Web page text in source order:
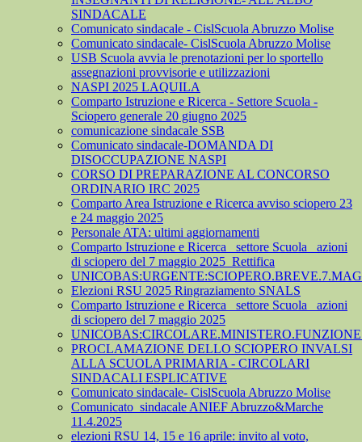
SINDACALE
Comunicato sindacale - CislScuola Abruzzo Molise
Comunicato sindacale- CislScuola Abruzzo Molise
USB Scuola avvia le prenotazioni per lo sportello
assegnazioni provvisorie e utilizzazioni
NASPI 2025 LAQUILA
Comparto Istruzione e Ricerca - Settore Scuola -
Sciopero generale 20 giugno 2025
comunicazione sindacale SSB
Comunicato sindacale-DOMANDA DI
DISOCCUPAZIONE NASPI
CORSO DI PREPARAZIONE AL CONCORSO
ORDINARIO IRC 2025
Comparto Area Istruzione e Ricerca avviso sciopero 23
e 24 maggio 2025
Personale ATA: ultimi aggiornamenti
Comparto Istruzione e Ricerca_ settore Scuola_ azioni
di sciopero del 7 maggio 2025_Rettifica
Elezioni RSU 2025 Ringraziamento SNALS
Comparto Istruzione e Ricerca_ settore Scuola_ azioni
di sciopero del 7 maggio 2025
PROCLAMAZIONE DELLO SCIOPERO INVALSI
ALLA SCUOLA PRIMARIA - CIRCOLARI
SINDACALI ESPLICATIVE
Comunicato sindacale- CislScuola Abruzzo Molise
Comunicato_sindacale ANIEF Abruzzo&Marche
11.4.2025
elezioni RSU 14, 15 e 16 aprile: invito al voto,